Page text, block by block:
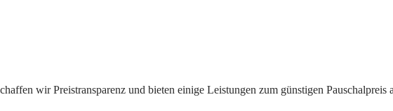
wir Preistransparenz und bieten einige Leistungen zum günstigen Pauschalpreis